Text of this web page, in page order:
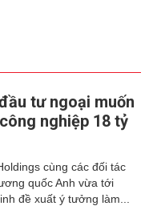
tư ngoại muốn
nghiệp 18 tỷ
cùng các đối tác
quốc Anh vừa tới
đề xuất ý tưởng làm...